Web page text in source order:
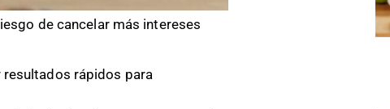
de cancelar más intereses
resultados rápidos para